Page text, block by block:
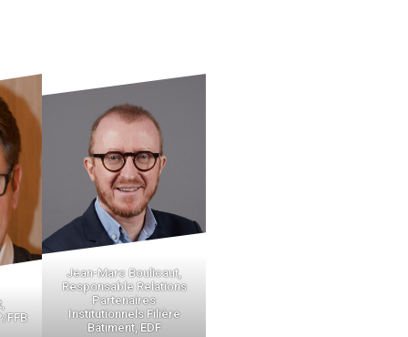
FFB
Jean-Marc Boulicaut,
Responsable Relations
Partenaires
Institutionnels Filière
Bâtiment, EDF